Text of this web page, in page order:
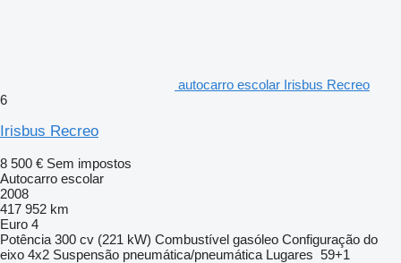
autocarro escolar Irisbus Recreo
6
Irisbus Recreo
8 500 € Sem impostos
Autocarro escolar
2008
417 952 km
Euro 4
Potência 300 cv (221 kW) Combustível gasóleo Configuração do
eixo 4x2 Suspensão pneumática/pneumática Lugares 59+1